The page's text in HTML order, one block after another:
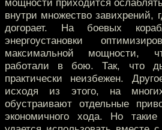
мощности приходится
внутри множество завихрений,
догорает. На боевых
энергоустановки
максимальной мощности,
работали в бою. Так, что
практически неизбежен.
исходя из этого, на
обустраивают отдельные
экономичного хода. Но